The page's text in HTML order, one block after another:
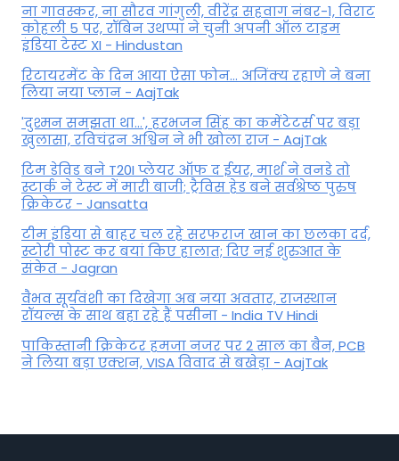
ना गावस्कर, ना सौरव गांगुली, वीरेंद्र सहवाग नंबर-1, विराट
कोहली 5 पर, रॉबिन उथप्पा ने चुनी अपनी ऑल टाइम
इंडिया टेस्ट XI - Hindustan
रिटायरमेंट के दिन आया ऐसा फोन... अजिंक्य रहाणे ने बना
लिया नया प्लान - AajTak
'दुश्मन समझता था...', हरभजन सिंह का कमेंटेटर्स पर बड़ा
खुलासा, रव‍िचंद्रन अश्विन ने भी खोला राज - AajTak
टिम डेविड बने T20I प्लेयर ऑफ द ईयर, मार्श ने वनडे तो
स्टार्क ने टेस्ट में मारी बाजी; ट्रैविस हेड बने सर्वश्रेष्ठ पुरुष
क्रिकेटर - Jansatta
टीम इंडिया से बाहर चल रहे सरफराज खान का छलका दर्द,
स्टोरी पोस्ट कर बयां किए हालात; दिए नई शुरुआत के
संकेत - Jagran
वैभव सूर्यवंशी का दिखेगा अब नया अवतार, राजस्थान
रॉयल्स के साथ बहा रहे हैं पसीना - India TV Hindi
पाकिस्तानी क्रिकेटर हमजा नजर पर 2 साल का बैन, PCB
ने ल‍िया बड़ा एक्शन, VISA व‍िवाद से बखेड़ा - AajTak